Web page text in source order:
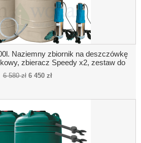
Naziemny zbiornik na deszczówkę
zbieracz Speedy x2, zestaw do
pompa zatapialna x2
6 580 zł 6 450 zł